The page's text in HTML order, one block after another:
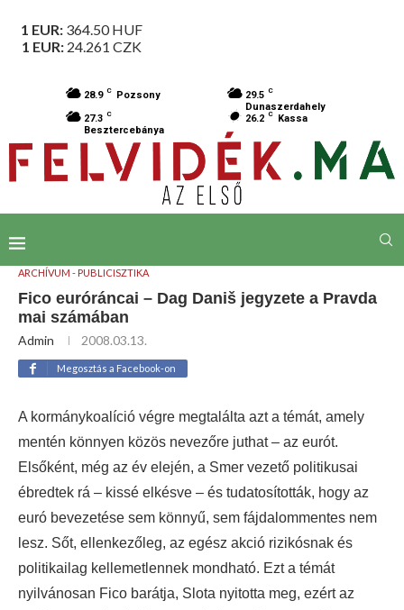
1 EUR: 364.50HUF
1 EUR: 24.261 CZK
28.9 C Pozsony 29.5 C
Dunaszerdahely
27.3 C
Besztercebánya
26.2 C Kassa
ARCHÍVUM - PUBLICISZTIKA
Fico euróráncai – Dag Daniš jegyzete a Pravda
mai számában
Admin 2008.03.13.
Megosztás a Facebook-on
A kormánykoalíció végre megtalálta azt a témát, amely
mentén könnyen közös nevezőre juthat – az eurót.
Elsőként, még az év elején, a Smer vezető politikusai
ébredtek rá – kissé elkésve – és tudatosították, hogy az
euró bevezetése sem könnyű, sem fájdalommentes nem
lesz. Sőt, ellenkezőleg, az egész akció rizikósnak és
politikailag kellemetlennek mondható. Ezt a témát
nyilvánosan Fico barátja, Slota nyitotta meg, ezért az